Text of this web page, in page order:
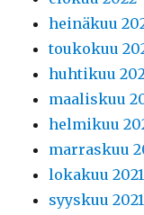
heinäkuu
toukokuu
huhtikuu
maaliskuu
helmikuu
marraskuu
lokakuu 2021
syyskuu 2021